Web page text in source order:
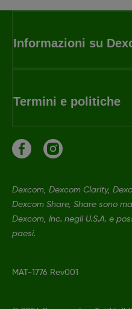
Informazioni su
Termini e politiche
Dexcom, Dexcom Clarity,
Dexcom Share, Share sono
Dexcom, Inc. negli U.S.A. e
paesi.
MAT-1776 Rev001